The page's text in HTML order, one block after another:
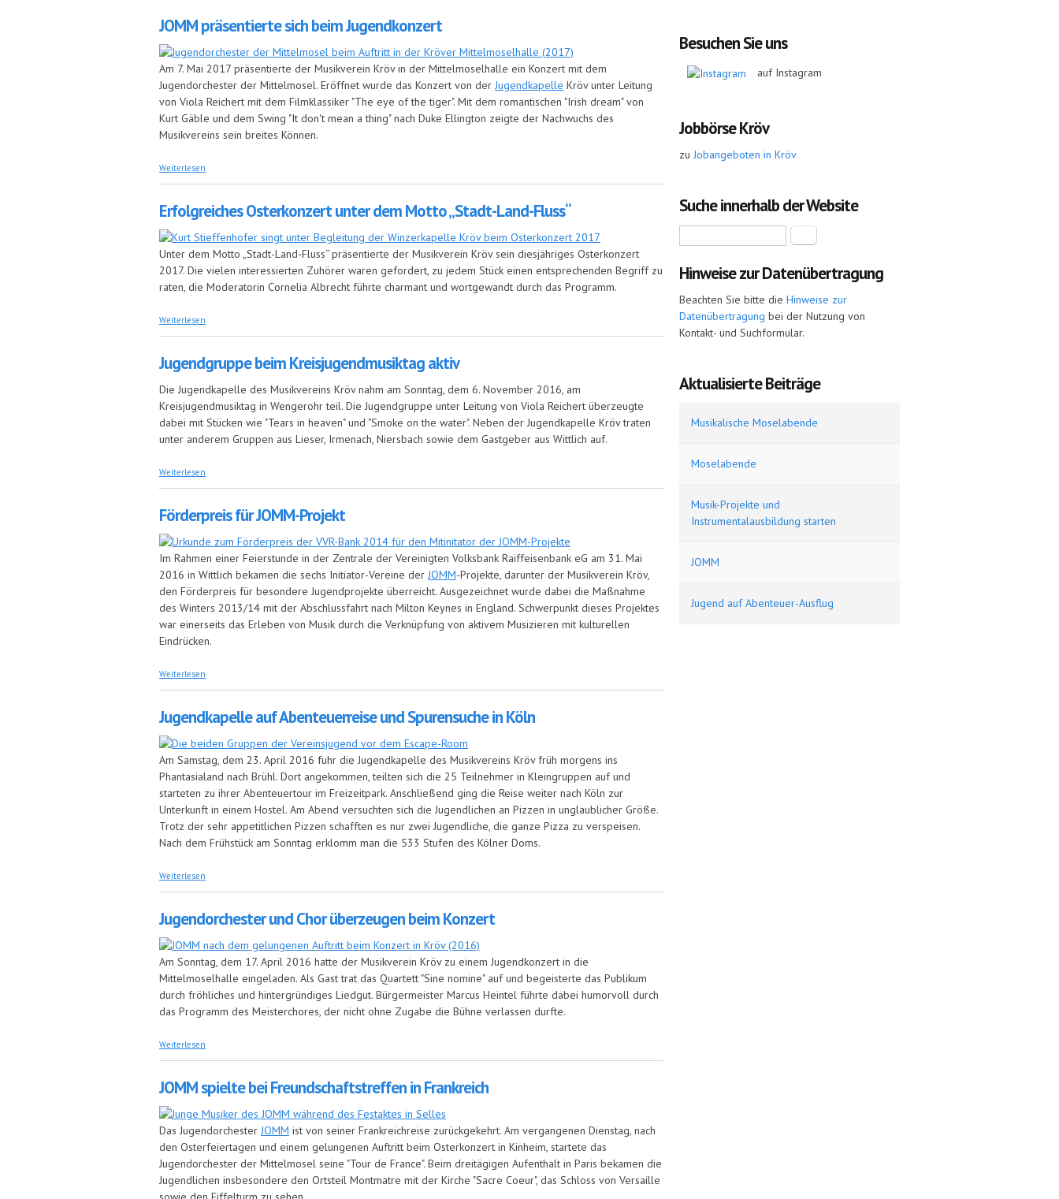
JOMM präsentierte sich beim Jugendkonzert
Am 7. Mai 2017 präsentierte der Musikverein Kröv in der Mittelmoselhalle ein Konzert mit dem
Jugendorchester der Mittelmosel. Eröffnet wurde das Konzert von der Jugendkapelle Kröv unter Leitung
von Viola Reichert mit dem Filmklassiker "The eye of the tiger". Mit dem romantischen "Irish dream" von
Kurt Gäble und dem Swing "It don't mean a thing" nach Duke Ellington zeigte der Nachwuchs des
Musikvereins sein breites Können.
Weiterlesen
Erfolgreiches Osterkonzert unter dem Motto „Stadt-Land-Fluss“
Unter dem Motto „Stadt-Land-Fluss“ präsentierte der Musikverein Kröv sein diesjähriges Osterkonzert
2017. Die vielen interessierten Zuhörer waren gefordert, zu jedem Stück einen entsprechenden Begriff zu
raten, die Moderatorin Cornelia Albrecht führte charmant und wortgewandt durch das Programm.
Weiterlesen
Jugendgruppe beim Kreisjugendmusiktag aktiv
Die Jugendkapelle des Musikvereins Kröv nahm am Sonntag, dem 6. November 2016, am
Kreisjugendmusiktag in Wengerohr teil. Die Jugendgruppe unter Leitung von Viola Reichert überzeugte
dabei mit Stücken wie "Tears in heaven" und "Smoke on the water". Neben der Jugendkapelle Kröv traten
unter anderem Gruppen aus Lieser, Irmenach, Niersbach sowie dem Gastgeber aus Wittlich auf.
Weiterlesen
Förderpreis für JOMM-Projekt
Im Rahmen einer Feierstunde in der Zentrale der Vereinigten Volksbank Raiffeisenbank eG am 31. Mai
2016 in Wittlich bekamen die sechs Initiator-Vereine der JOMM-Projekte, darunter der Musikverein Kröv,
den Förderpreis für besondere Jugendprojekte überreicht. Ausgezeichnet wurde dabei die Maßnahme
des Winters 2013/14 mit der Abschlussfahrt nach Milton Keynes in England. Schwerpunkt dieses Projektes
war einerseits das Erleben von Musik durch die Verknüpfung von aktivem Musizieren mit kulturellen
Eindrücken.
Weiterlesen
Jugendkapelle auf Abenteuerreise und Spurensuche in Köln
Am Samstag, dem 23. April 2016 fuhr die Jugendkapelle des Musikvereins Kröv früh morgens ins
Phantasialand nach Brühl. Dort angekommen, teilten sich die 25 Teilnehmer in Kleingruppen auf und
starteten zu ihrer Abenteuertour im Freizeitpark. Anschließend ging die Reise weiter nach Köln zur
Unterkunft in einem Hostel. Am Abend versuchten sich die Jugendlichen an Pizzen in unglaublicher Größe.
Trotz der sehr appetitlichen Pizzen schafften es nur zwei Jugendliche, die ganze Pizza zu verspeisen.
Nach dem Frühstück am Sonntag erklomm man die 533 Stufen des Kölner Doms.
Weiterlesen
Jugendorchester und Chor überzeugen beim Konzert
Am Sonntag, dem 17. April 2016 hatte der Musikverein Kröv zu einem Jugendkonzert in die
Mittelmoselhalle eingeladen. Als Gast trat das Quartett "Sine nomine" auf und begeisterte das Publikum
durch fröhliches und hintergründiges Liedgut. Bürgermeister Marcus Heintel führte dabei humorvoll durch
das Programm des Meisterchores, der nicht ohne Zugabe die Bühne verlassen durfte.
Weiterlesen
JOMM spielte bei Freundschaftstreffen in Frankreich
Das Jugendorchester JOMM ist von seiner Frankreichreise zurückgekehrt. Am vergangenen Dienstag, nach
den Osterfeiertagen und einem gelungenen Auftritt beim Osterkonzert in Kinheim, startete das
Jugendorchester der Mittelmosel seine "Tour de France". Beim dreitägigen Aufenthalt in Paris bekamen die
Jugendlichen insbesondere den Ortsteil Montmatre mit der Kirche "Sacre Coeur", das Schloss von Versaille
Besuchen Sie uns
auf Instagram
Jobbörse Kröv
zu Jobangeboten in Kröv
Suche innerhalb der Website
Suche
Hinweise zur Datenübertragung
Beachten Sie bitte die Hinweise zur
Datenübertragung bei der Nutzung von
Kontakt- und Suchformular.
Aktualisierte Beiträge
Musikalische Moselabende
Moselabende
Musik-Projekte und
Instrumentalausbildung starten
JOMM
Jugend auf Abenteuer-Ausflug